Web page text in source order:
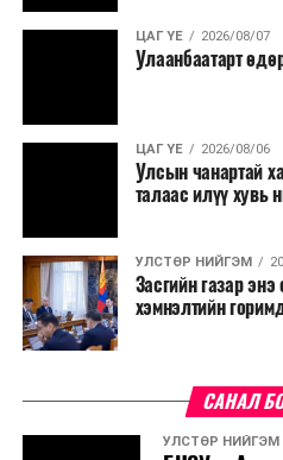
нөхөн томилгоо хийхгүй
хамт олны урлаг,
байгуулахгүй байх, төрийн
сургалтыг цахим хэлбэрт
хаагчдыг зарим өдрүүдэд
хэмжээг үргэлжлүүлэхийг
Төсвийн сахилга бат
байдал хэвийн
хязгаарлалтыг үе
ЦАГ ҮЕ 2026/08/07
Улаанбаатарт
ЦАГ ҮЕ 2026/08/06
Улсын чанартай
талаас илүү хувь
УЛСТӨР НИЙГЭМ
Засгийн газар
хэмнэлтийн
САНАЛ
УЛСТӨР НИЙГЭМ